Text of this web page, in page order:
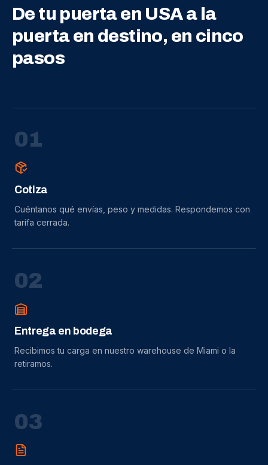
De tu puerta en USA a la
puerta en destino, en cinco
pasos
01
Cotiza
Cuéntanos qué envías, peso y medidas. Respondemos con
tarifa cerrada.
02
Entrega en bodega
Recibimos tu carga en nuestro warehouse de Miami o la
retiramos.
03